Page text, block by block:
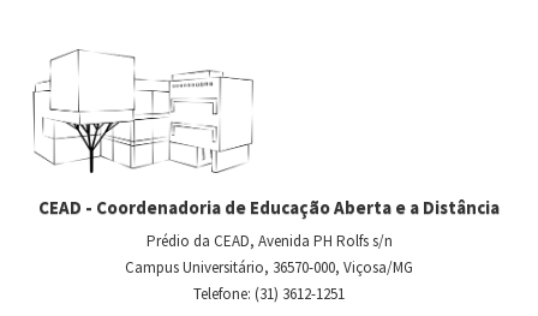
CEAD - Coordenadoria de Educação Aberta e a Distância
Prédio da CEAD, Avenida PH Rolfs s/n
Campus Universitário, 36570-000, Viçosa/MG
Telefone: (31) 3612-1251